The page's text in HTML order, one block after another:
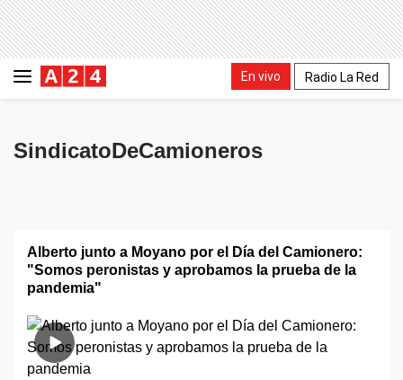
En vivo Radio La Red
SindicatoDeCamioneros
Alberto junto a Moyano por el Día del Camionero:
"Somos peronistas y aprobamos la prueba de la
pandemia"